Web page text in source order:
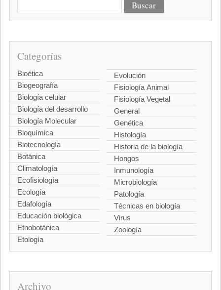
Categorías
Bioética
Biogeografía
Biología celular
Biología del desarrollo
Biología Molecular
Bioquímica
Biotecnología
Botánica
Climatología
Ecofisiología
Ecología
Edafología
Educación biológica
Etnobotánica
Etología
Evolución
Fisiología Animal
Fisiología Vegetal
General
Genética
Histología
Historia de la biología
Hongos
Inmunología
Microbiología
Patología
Técnicas en biología
Virus
Zoología
Archivo